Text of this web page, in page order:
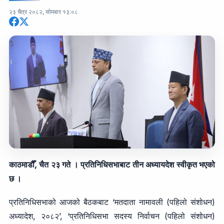
२३ चैत्र २०८२, सोमबार १३:०८
काठमाडौँ, चैत २३ गते । प्रतिनिधिसभाबाट तीन अध्यायदेश स्वीकृत भएको
छ ।
प्रतिनिधिसभाको आजको बैठकबाट ‘मतदाता नामावली (पहिलो संशोधन)
अध्यादेश, २०८२’, ‘प्रतिनिधिसभा सदस्य निर्वाचन (पहिलो संशोधन)